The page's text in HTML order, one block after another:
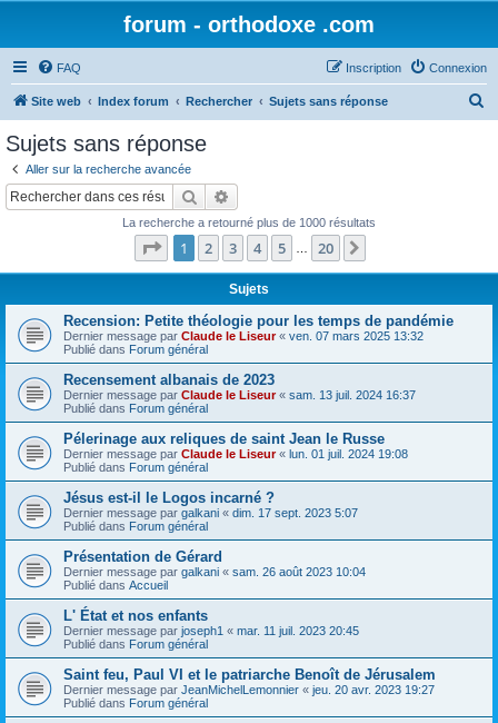
forum - orthodoxe .com
FAQ Connexion
Inscription
Site web Index forum Rechercher Sujets sans réponse
Sujets sans réponse
Aller sur la recherche avancée
Rechercher
La recherche a retourné plus de 1000 résultats
Page 1sur20
1 2 3 4 5 20
Sujets
Recension: Petite théologie pour les temps de pandémie
Dernier message par Claude le Liseur« ven. 07 mars 2025 13:32
Publié dans Forum général
Recensement albanais de 2023
Dernier message par Claude le Liseur« sam. 13 juil. 2024 16:37
Publié dans Forum général
Pélerinage aux reliques de saint Jean le Russe
Dernier message par Claude le Liseur« lun. 01 juil. 2024 19:08
Publié dans Forum général
Jésus est-il le Logos incarné ?
Dernier message par galkani « dim. 17 sept. 2023 5:07
Publié dans Forum général
Présentation de Gérard
Dernier message par galkani « sam. 26 août 2023 10:04
Publié dans Accueil
L' État et nos enfants
Dernier message par joseph1 « mar. 11 juil. 2023 20:45
Publié dans Forum général
Saint feu, Paul VI et le patriarche Benoît de Jérusalem
Dernier message par JeanMichelLemonnier « jeu. 20 avr. 2023 19:27
Publié dans Forum général